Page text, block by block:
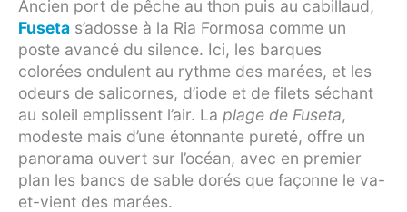
Ancien port de pêche au thon puis au cabillaud,
Fuseta s’adosse à la Ria Formosa comme un
poste avancé du silence. Ici, les barques
colorées ondulent au rythme des marées, et les
odeurs de salicornes, d’iode et de filets séchant
au soleil emplissent l’air. La plage de Fuseta,
modeste mais d’une étonnante pureté, offre un
panorama ouvert sur l’océan, avec en premier
plan les bancs de sable dorés que façonne le va-
et-vient des marées.